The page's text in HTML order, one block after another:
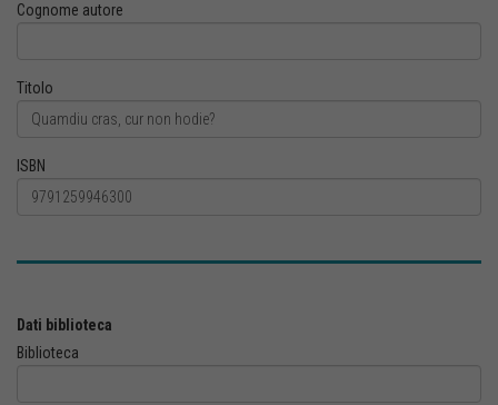
Cognome autore
Titolo
ISBN
Dati biblioteca
Biblioteca